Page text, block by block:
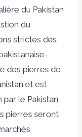
du Pakistan
du
strictes des
des pierres de
et est
par le Pakistan
pierres seront